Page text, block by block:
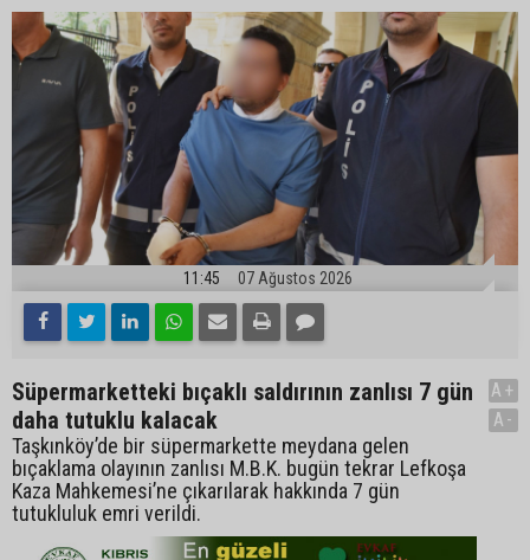
11:45 07 Ağustos 2026
Süpermarketteki bıçaklı saldırının zanlısı 7 gün
daha tutuklu kalacak
Taşkınköy’de bir süpermarkette meydana gelen
bıçaklama olayının zanlısı M.B.K. bugün tekrar Lefkoşa
Kaza Mahkemesi’ne çıkarılarak hakkında 7 gün
tutukluluk emri verildi.
A+
A-